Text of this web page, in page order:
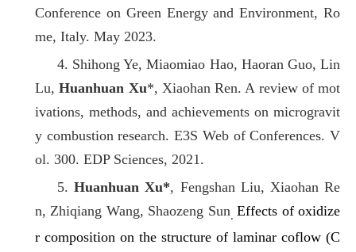
Conference on Green Energy and Environment, Ro
me, Italy. May 2023.
4. Shihong Ye, Miaomiao Hao, Haoran Guo, Lin
Lu,Huanhuan Xu*, Xiaohan Ren. A review of mot
ivations, methods, and achievements on microgravit
y combustion research. E3S Web of Conferences. V
ol. 300. EDP Sciences, 2021.
5.Huanhuan Xu*, Fengshan Liu, Xiaohan Re
n, Zhiqiang Wang, Shaozeng Sun.Effects of oxidize
r composition on the structure of laminar coflow (C